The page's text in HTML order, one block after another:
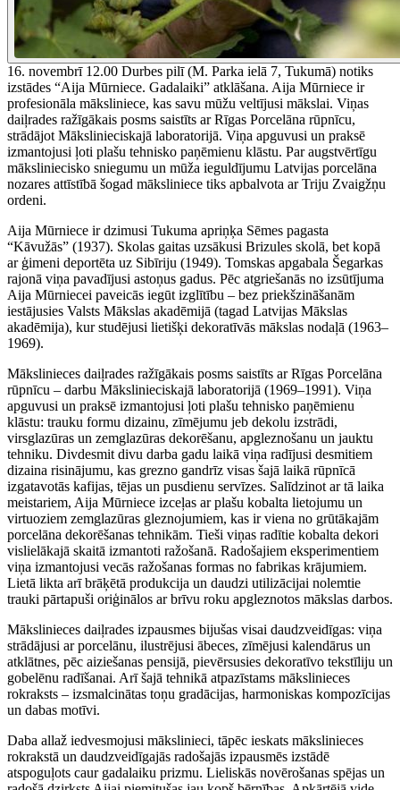
16. novembrī 12.00 Durbes pilī (M. Parka ielā 7, Tukumā) notiks
izstādes “Aija Mūrniece. Gadalaiki” atklāšana. Aija Mūrniece ir
profesionāla māksliniece, kas savu mūžu veltījusi mākslai. Viņas
daiļrades ražīgākais posms saistīts ar Rīgas Porcelāna rūpnīcu,
strādājot Mākslinieciskajā laboratorijā. Viņa apguvusi un praksē
izmantojusi ļoti plašu tehnisko paņēmienu klāstu. Par augstvērtīgu
māksliniecisko sniegumu un mūža ieguldījumu Latvijas porcelāna
nozares attīstībā šogad māksliniece tiks apbalvota ar Triju Zvaigžņu
ordeni.
Aija Mūrniece ir dzimusi Tukuma apriņķa Sēmes pagasta
“Kāvužās” (1937). Skolas gaitas uzsākusi Brizules skolā, bet kopā
ar ģimeni deportēta uz Sibīriju (1949). Tomskas apgabala Šegarkas
rajonā viņa pavadījusi astoņus gadus. Pēc atgriešanās no izsūtījuma
Aija Mūrniecei paveicās iegūt izglītību – bez priekšzināšanām
iestājusies Valsts Mākslas akadēmijā (tagad Latvijas Mākslas
akadēmija), kur studējusi lietišķi dekoratīvās mākslas nodaļā (1963–
1969).
Mākslinieces daiļrades ražīgākais posms saistīts ar Rīgas Porcelāna
rūpnīcu – darbu Mākslinieciskajā laboratorijā (1969–1991). Viņa
apguvusi un praksē izmantojusi ļoti plašu tehnisko paņēmienu
klāstu: trauku formu dizainu, zīmējumu jeb dekolu izstrādi,
virsglazūras un zemglazūras dekorēšanu, apgleznošanu un jauktu
tehniku. Divdesmit divu darba gadu laikā viņa radījusi desmitiem
dizaina risinājumu, kas grezno gandrīz visas šajā laikā rūpnīcā
izgatavotās kafijas, tējas un pusdienu servīzes. Salīdzinot ar tā laika
meistariem, Aija Mūrniece izceļas ar plašu kobalta lietojumu un
virtuoziem zemglazūras gleznojumiem, kas ir viena no grūtākajām
porcelāna dekorēšanas tehnikām. Tieši viņas radītie kobalta dekori
vislielākajā skaitā izmantoti ražošanā. Radošajiem eksperimentiem
viņa izmantojusi vecās ražošanas formas no fabrikas krājumiem.
Lietā likta arī brāķētā produkcija un daudzi utilizācijai nolemtie
trauki pārtapuši oriģinālos ar brīvu roku apgleznotos mākslas darbos.
Mākslinieces daiļrades izpausmes bijušas visai daudzveidīgas: viņa
strādājusi ar porcelānu, ilustrējusi ābeces, zīmējusi kalendārus un
atklātnes, pēc aiziešanas pensijā, pievērsusies dekoratīvo tekstīliju un
gobelēnu radīšanai. Arī šajā tehnikā atpazīstams mākslinieces
rokraksts – izsmalcinātas toņu gradācijas, harmoniskas kompozīcijas
un dabas motīvi.
Daba allaž iedvesmojusi mākslinieci, tāpēc ieskats mākslinieces
rokrakstā un daudzveidīgajās radošajās izpausmēs izstādē
atspoguļots caur gadalaiku prizmu. Lieliskās novērošanas spējas un